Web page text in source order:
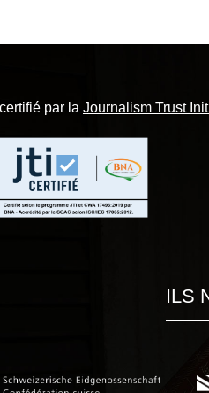
par la Journalism Trust
ILS